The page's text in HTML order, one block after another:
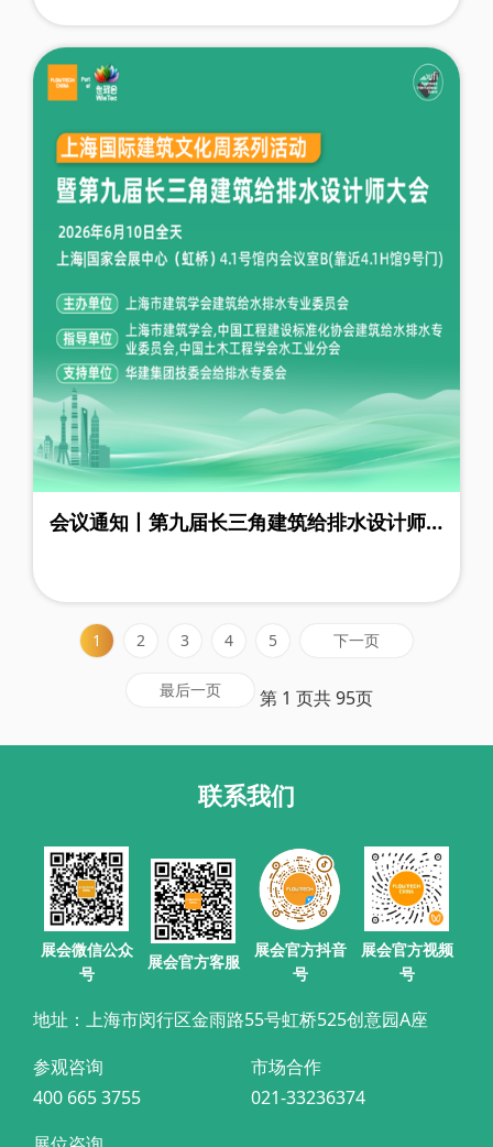
会议通知丨第九届长三角建筑给排水设计师
1 2 3 4 5 下一页
最后一页 第 1 页共 95页
联系我们
展会微信公众
号
展会官方客服
展会官方抖音
号
展会官方视频
号
地址：上海市闵行区金雨路55号虹桥525创意园A座
参观咨询
400 665 3755
市场合作
021-33236374